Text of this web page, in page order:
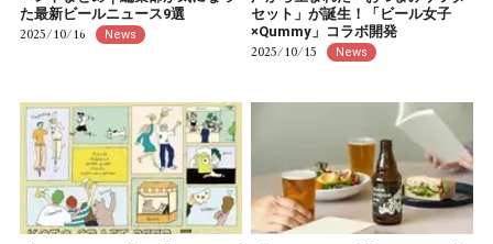
た最新ビールニュース9選
2025/10/16 News
セット」が誕生！「ビール女子
×Qummy」コラボ開発
2025/10/15 News